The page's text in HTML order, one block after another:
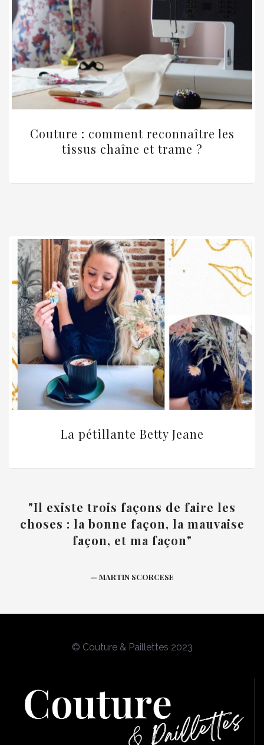
Couture : comment reconnaître les
tissus chaîne et trame ?
La pétillante Betty Jeane
"Il existe trois façons de faire les
choses : la bonne façon, la mauvaise
façon, et ma façon"
— MARTIN SCORCESE
© Couture & Paillettes 2023